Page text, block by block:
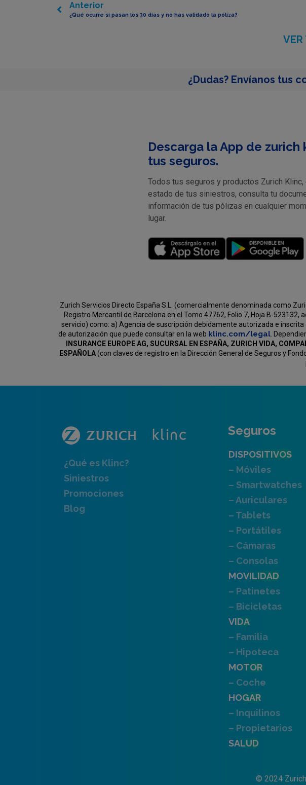
Anterior
¿Qué ocurre si pasan los 30 días y no has validado la póliza?
VER
¿Dudas? Envíanos tus
Descarga la App de zurich
tus seguros.
Todos tus seguros y productos Zurich Klinc,
estado de tus siniestros, consulta tu
información de tus pólizas en cualquier
lugar.
Zurich Servicios Directo España S.L. (comercialmente denominada como
Registro Mercantil de Barcelona en el Tomo 47762, Folio 7, Hoja B-
servicio) como: a) Agencia de suscripción debidamente autorizada e
de autorización que puede consultar en la web klinc.com/legal .
INSURANCE EUROPE AG, SUCURSAL EN ESPAÑA, ZURICH VIDA,
ESPAÑOLA(con claves de registro en la Dirección General de Seguros y
¿Qué es Klinc?
Siniestros
Promociones
Blog
Seguros
DISPOSITIVOS
– Móviles
– Smartwatches
– Auriculares
– Tablets
– Portátiles
– Cámaras
– Consolas
MOVILIDAD
– Patinetes
– Bicicletas
VIDA
– Familia
– Hipoteca
MOTOR
– Coche
HOGAR
– Inquilinos
– Propietarios
SALUD
© 2024